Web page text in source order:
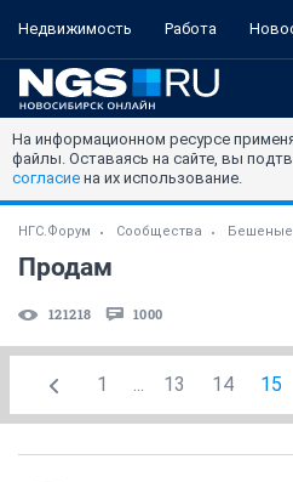
Недвижимость Работа
На информационном ресурсе
файлы. Оставаясь на сайте, вы
согласие на их использование.
НГС.Форум Сообщества Бешеные
Продам
121218 1000
1 ... 13 14 15